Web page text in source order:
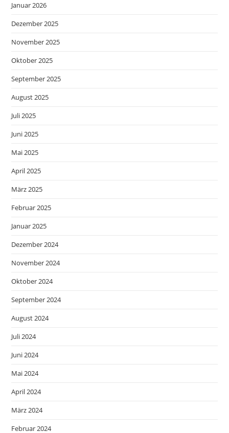
Januar 2026
Dezember 2025
November 2025
Oktober 2025
September 2025
August 2025
Juli 2025
Juni 2025
Mai 2025
April 2025
März 2025
Februar 2025
Januar 2025
Dezember 2024
November 2024
Oktober 2024
September 2024
August 2024
Juli 2024
Juni 2024
Mai 2024
April 2024
März 2024
Februar 2024